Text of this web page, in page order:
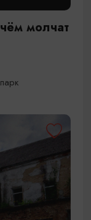
молчат